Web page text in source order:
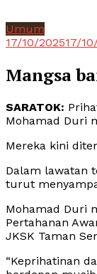
Umum
17/10/202517/
Mangsa
SARATOK:
Mohamad Duri
Mereka kini
Dalam lawatan
turut
Mohamad Duri
Pertahanan
JKSK Taman
“Keprihatinan